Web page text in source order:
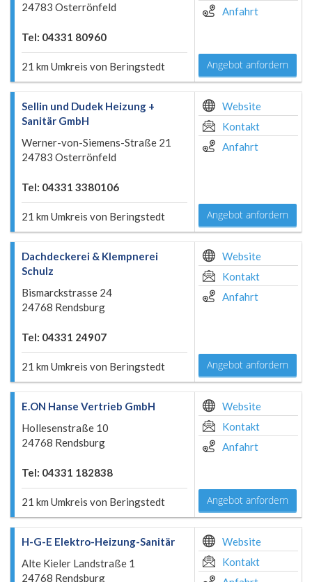
24783 Osterrönfeld
Tel: 04331 80960
21 km Umkreis von Beringstedt
Anfahrt
Angebot anfordern
Sellin und Dudek Heizung +
Sanitär GmbH
Werner-von-Siemens-Straße 21
24783 Osterrönfeld
Tel: 04331 3380106
21 km Umkreis von Beringstedt
Website
Kontakt
Anfahrt
Angebot anfordern
Dachdeckerei & Klempnerei
Schulz
Bismarckstrasse 24
24768 Rendsburg
Tel: 04331 24907
21 km Umkreis von Beringstedt
Website
Kontakt
Anfahrt
Angebot anfordern
E.ON Hanse Vertrieb GmbH
Hollesenstraße 10
24768 Rendsburg
Tel: 04331 182838
21 km Umkreis von Beringstedt
Website
Kontakt
Anfahrt
Angebot anfordern
H-G-E Elektro-Heizung-Sanitär
Alte Kieler Landstraße 1
24768 Rendsburg
Website
Kontakt